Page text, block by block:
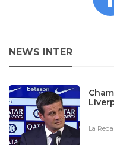
NEWS INTER
La